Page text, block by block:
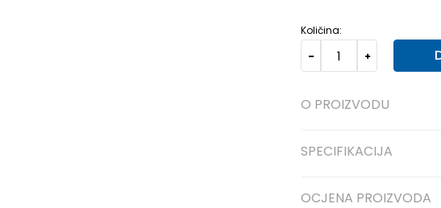
Količina:
O PROIZVODU
SPECIFIKACIJA
OCJENA PROIZVODA